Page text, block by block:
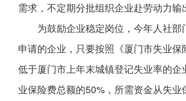
需求，不定期分批组织企业赴劳动力
为鼓励企业稳定岗位，今年人社
申请的企业，只要按照《厦门市失业
低于厦门市上年末城镇登记失业率的
业保险费总额的50%，所需资金从失业